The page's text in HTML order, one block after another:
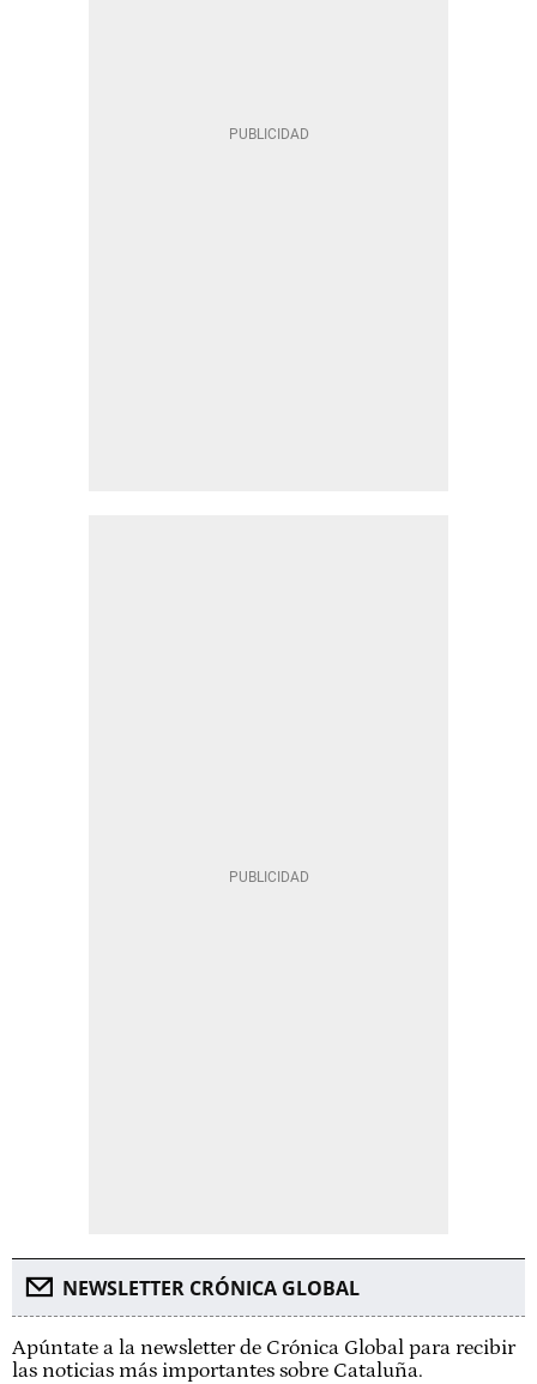
NEWSLETTER CRÓNICA GLOBAL
Apúntate a la newsletter de Crónica Global para recibir
las noticias más importantes sobre Cataluña.